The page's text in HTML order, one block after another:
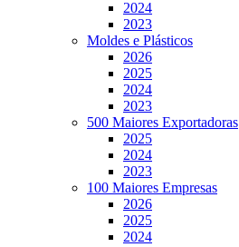
2024
2023
Moldes e Plásticos
2026
2025
2024
2023
500 Maiores Exportadoras
2025
2024
2023
100 Maiores Empresas
2026
2025
2024